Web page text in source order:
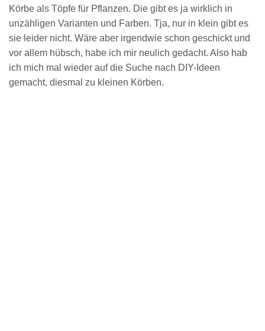
Körbe als Töpfe für Pflanzen. Die gibt es ja wirklich in
unzähligen Varianten und Farben. Tja, nur in klein gibt es
sie leider nicht. Wäre aber irgendwie schon geschickt und
vor allem hübsch, habe ich mir neulich gedacht. Also hab
ich mich mal wieder auf die Suche nach DIY-Ideen
gemacht, diesmal zu kleinen Körben.